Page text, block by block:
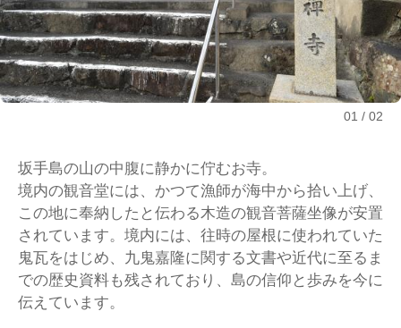
01 02
坂手島の山の中腹に静かに佇むお寺。
境内の観音堂には、かつて漁師が海中から拾い上げ、
この地に奉納したと伝わる木造の観音菩薩坐像が安置
されています。境内には、往時の屋根に使われていた
鬼瓦をはじめ、九鬼嘉隆に関する文書や近代に至るま
での歴史資料も残されており、島の信仰と歩みを今に
伝えています。